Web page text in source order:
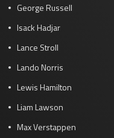
George Russell
Isack Hadjar
Lance Stroll
Lando Norris
Lewis Hamilton
Liam Lawson
Max Verstappen